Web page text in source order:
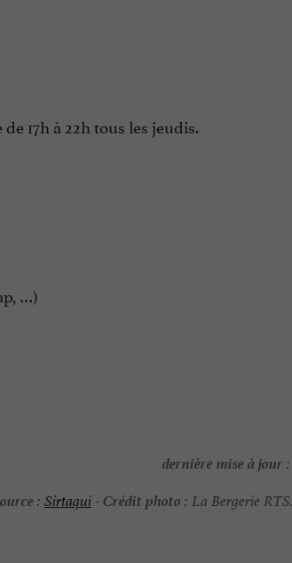
17h à 22h tous les jeudis.
…)
dernière mise à jour :
: Sirtaqui-Crédit photo : La Bergerie